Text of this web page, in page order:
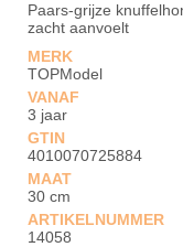
Paars-grijze
zacht aanvoelt
MERK
TOPModel
VANAF
3 jaar
GTIN
4010070725884
MAAT
30 cm
ARTIKELNUMMER
14058